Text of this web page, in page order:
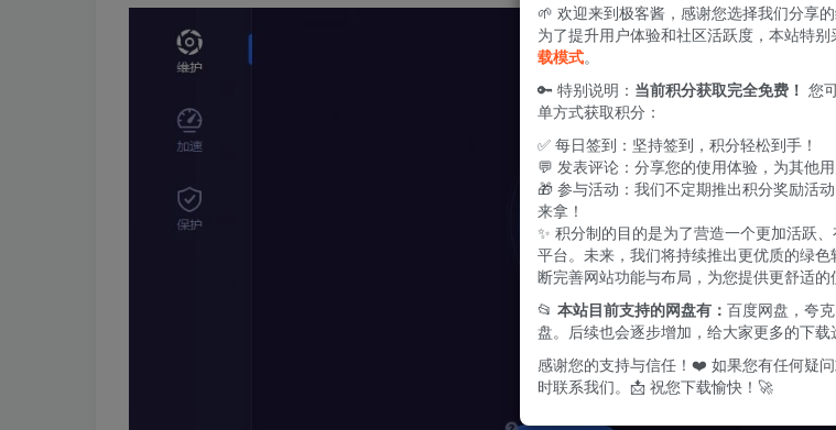
🌱 欢迎来到极客酱，感谢您选择我们分享
为了提升用户体验和社区活跃度，本站特别
载模式。
🔑 特别说明： 当前积分获取完全免费！ 您
单方式获取积分：
✅ 每日签到：坚持签到，积分轻松到手！
💬 发表评论：分享您的使用体验，为其他用
🎁 参与活动：我们不定期推出积分奖励活
来拿！
✨ 积分制的目的是为了营造一个更加活跃
平台。未来，我们将持续推出更优质的绿色
断完善网站功能与布局，为您提供更舒适的
📂 本站目前支持的网盘有： 百度网盘，夸
盘。后续也会逐步增加，给大家更多的下载
感谢您的支持与信任！❤️ 如果您有任何疑
时联系我们。📩 祝您下载愉快！🚀